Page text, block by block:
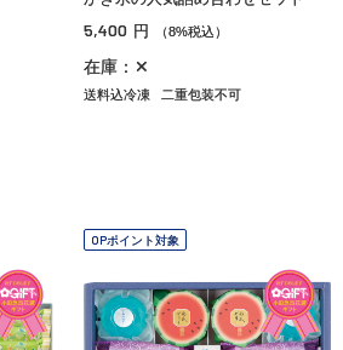
5,400 円 （8%税込）
在庫：✕
送料込冷凍 二重包装不可
OPポイント対象